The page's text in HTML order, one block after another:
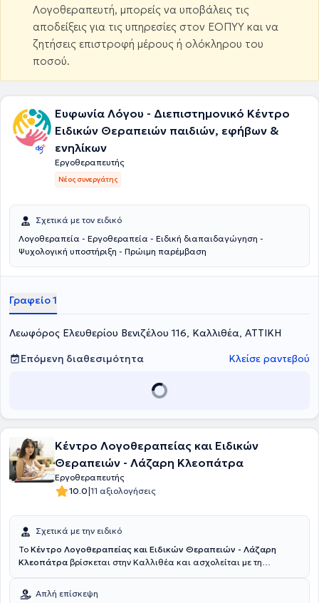
Λογοθεραπευτή, μπορείς να υποβάλεις τις
αποδείξεις για τις υπηρεσίες στον ΕΟΠΥΥ και να
ζητήσεις επιστροφή μέρους ή ολόκληρου του
ποσού.
Ευφωνία Λόγου - Διεπιστημονικό Kέντρο
Ειδικών Θεραπειών παιδιών, εφήβων &
ενηλίκων
Εργοθεραπευτής
Νέος συνεργάτης
Σχετικά με τον ειδικό
Λογοθεραπεία - Εργοθεραπεία - Ειδική διαπαιδαγώγηση -
Ψυχολογική υποστήριξη - Πρώιμη παρέμβαση
Γραφείο 1
Λεωφόρος Ελευθερίου Βενιζέλου 116, Καλλιθέα, ΑΤΤΙΚΗ
Επόμενη διαθεσιμότητα
Κλείσε ραντεβού
Κέντρο Λογοθεραπείας και Ειδικών
Θεραπειών - Λάζαρη Κλεοπάτρα
Εργοθεραπευτής
10.0|11 αξιολογήσεις
Σχετικά με την ειδικό
Το Κέντρο Λογοθεραπείας και Ειδικών Θεραπειών - Λάζαρη
Κλεοπάτρα βρίσκεται στην Καλλιθέα και ασχολείται με τη
και Ψυχολόγο - Ψυχοθεραπευτή. Υπεύθυνη του κέντρου είναι η
Λάζαρη Κλεοπάτρα και είναι Λογοθεραπεύτρια. Διαθέτει πτυχίο
Απλή επίσκεψη